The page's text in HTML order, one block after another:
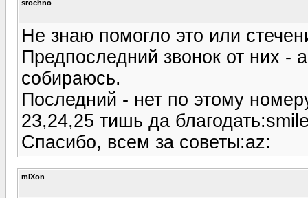
srochno
Не знаю помогло это или
Предпоследний звонок от них -
собираюсь.
Последний - нет по этому
23,24,25 тишь да
Спасибо, всем за советы:az:
miXon